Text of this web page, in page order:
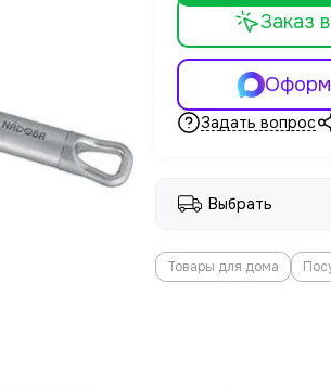
Заказ
Задать вопрос
Выбрать
Товары для дома